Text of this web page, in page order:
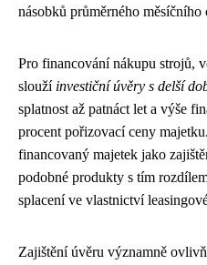
násobků průměrného měsíčního
Pro financování nákupu strojů,
slouží investiční úvěry s delší
splatnost až patnáct let a výše
procent pořizovací ceny
financovaný majetek jako
podobné produkty s tím
splacení ve vlastnictví
Zajištění úvěru významně